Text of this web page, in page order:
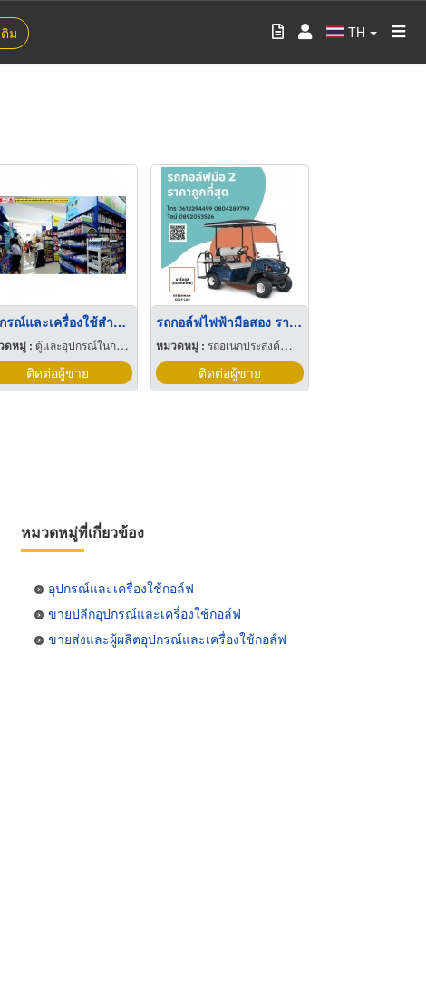
ม TH
อุปกรณ์และเครื่องใช้สำหรับสัตว์เลี้ยง
ดหมู่ : ตู้และอุปกรณ์ในการเลี้ยงปลา
ติดต่อผู้ขาย
รถกอล์ฟไฟฟ้ามือสอง ราคาถูก
หมวดหมู่ : รถอเนกประสงค์สำหรับสนามกอล์ฟ
ติดต่อผู้ขาย
หมวดหมู่ที่เกี่ยวข้อง
อุปกรณ์และเครื่องใช้กอล์ฟ
ขายปลีกอุปกรณ์และเครื่องใช้กอล์ฟ
ขายส่งและผู้ผลิตอุปกรณ์และเครื่องใช้กอล์ฟ